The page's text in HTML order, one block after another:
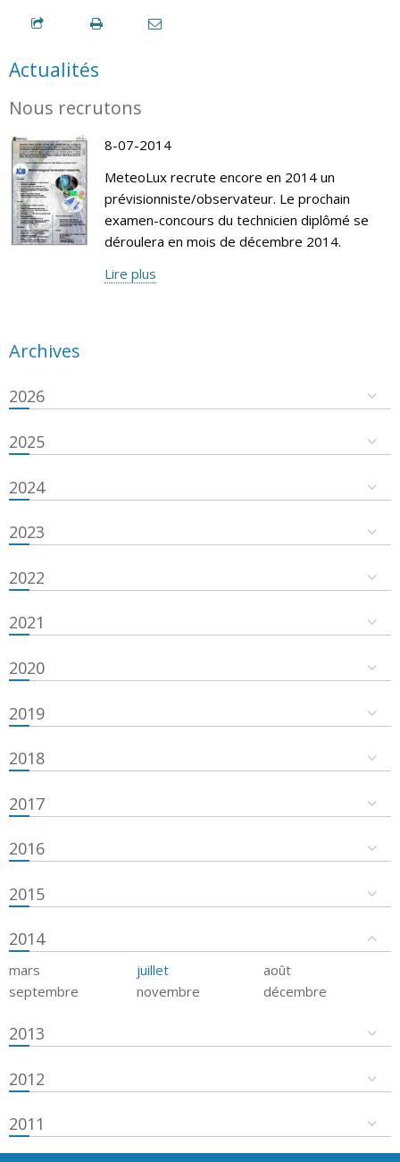
Actualités
Nous recrutons
8-07-2014
MeteoLux recrute encore en 2014 un
prévisionniste/observateur. Le prochain
examen-concours du technicien diplômé se
déroulera en mois de décembre 2014.
Lire plus
Archives
2026
2025
2024
2023
2022
2021
2020
2019
2018
2017
2016
2015
2014
mars juillet
août
septembre
novembre décembre
2013
2012
2011